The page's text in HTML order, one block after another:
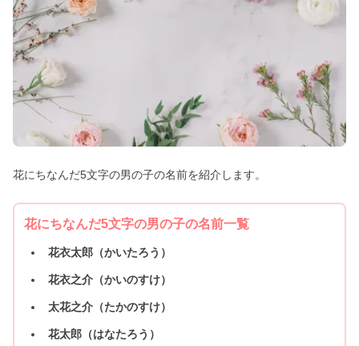
花にちなんだ5文字の男の子の名前を紹介します。
花にちなんだ5文字の男の子の名前一覧
花衣太郎（かいたろう）
花衣之介（かいのすけ）
太花之介（たかのすけ）
花太郎（はなたろう）